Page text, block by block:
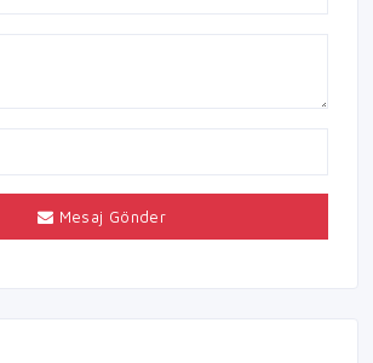
Mesaj Gönder